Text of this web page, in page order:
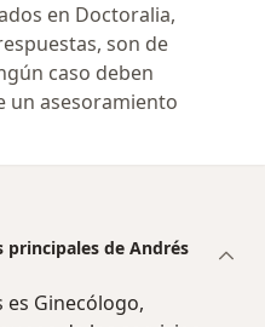
en Doctoralia,
son de
caso deben
un asesoramiento
principales de Andrés
es Ginecólogo,